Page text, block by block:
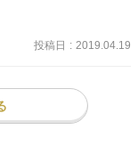
うな”変に老成し
を覚えます。
っていますが、最
以上の管理職全般に
た。
する実例が若干古い
投稿日 : 2019.04.19